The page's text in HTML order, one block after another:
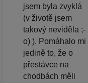
jsem byla zvyklá
(v životě jsem
takový neviděla ;-
o) ). Pomáhalo mi
jedině to, že o
přestávce na
chodbách měli